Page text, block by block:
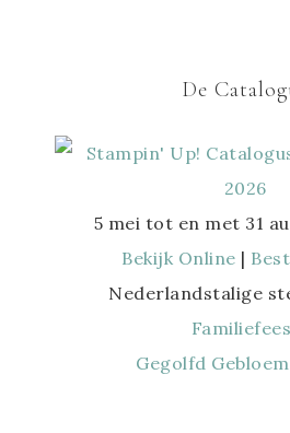
De
5 mei tot en met 31
Bekijk Online |
Nederlandstalige
Gegolfd